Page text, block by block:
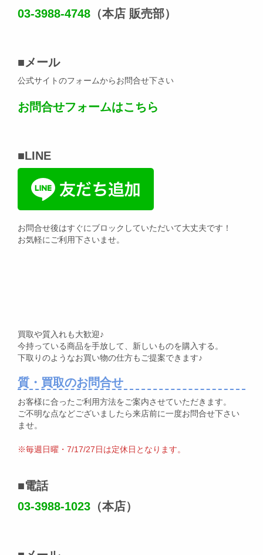
03-3988-4748 （本店 販売部）
■メール
公式サイトのフォームからお問合せ下さい
お問合せフォームはこちら
■LINE
お問合せ後はすぐにブロックしていただいて大丈夫です！
お気軽にご利用下さいませ。
買取や質入れも大歓迎♪
今持っている商品を手放して、新しいものを購入する。
下取りのようなお買い物の仕方もご提案できます♪
質・買取のお問合せ
お客様に合ったご利用方法をご案内させていただきます。
ご不明な点などございましたら来店前に一度お問合せ下さい
ませ。
※毎週日曜・7/17/27日は定休日となります。
■電話
03-3988-1023 （本店）